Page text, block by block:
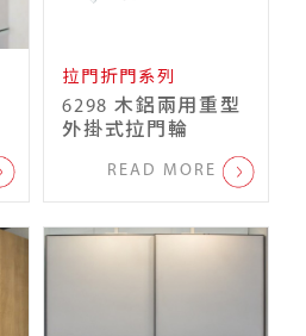
拉門折門系列
6298 木鋁兩用重型
外掛式拉門輪
READ MORE